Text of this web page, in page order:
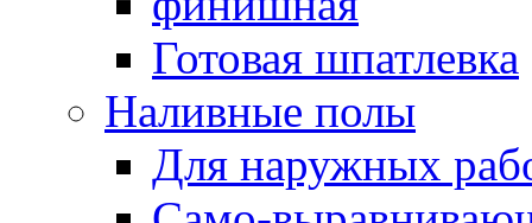
Готовая шпатлевка
Наливные полы
Для наружных